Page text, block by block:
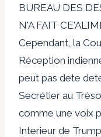
BUREAU DES
N'A FAIT
Cependant, la
Réception
peut pas dete
Secrétier au
comme une voix
Interieur de